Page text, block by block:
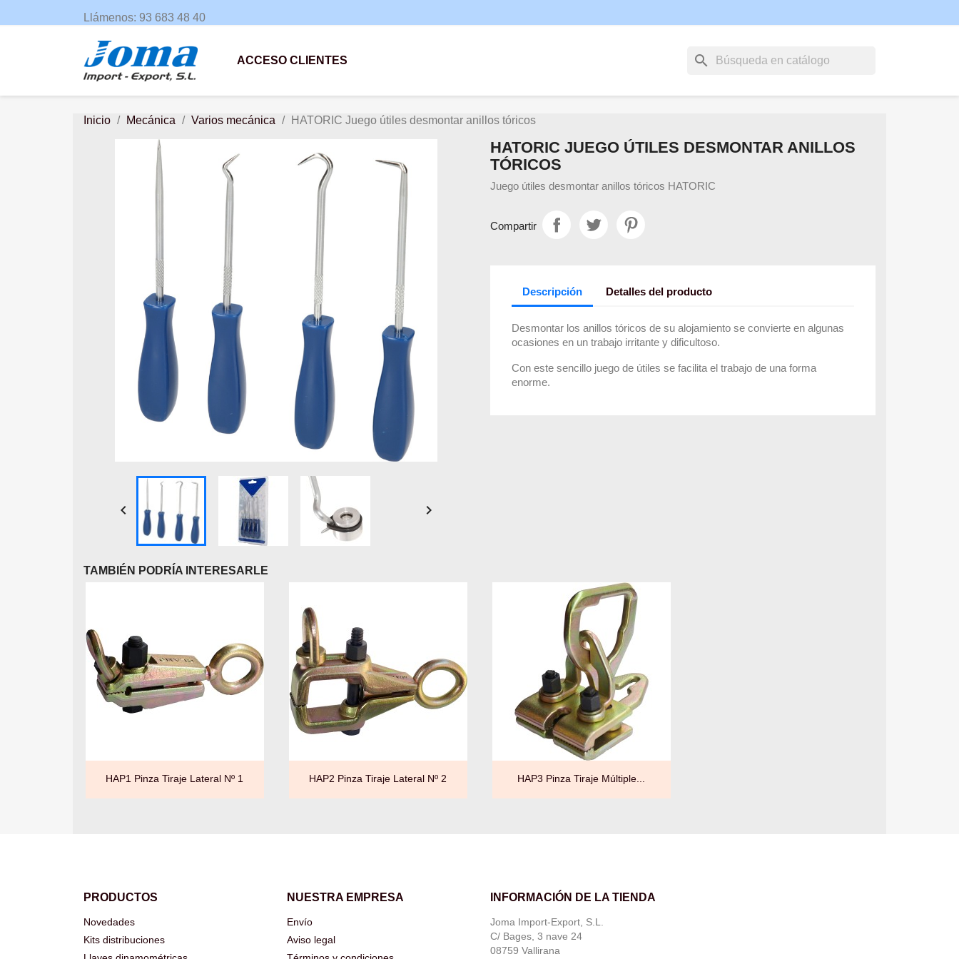
Llámenos: 93 683 48 40
search
ACCESO CLIENTES
Inicio Mecánica Varios mecánica HATORIC Juego útiles desmontar anillos tóricos
 
HATORIC JUEGO ÚTILES DESMONTAR ANILLOS
TÓRICOS
Juego útiles desmontar anillos tóricos HATORIC
Compartir
Descripción Detalles del producto
Desmontar los anillos tóricos de su alojamiento se convierte en algunas
ocasiones en un trabajo irritante y dificultoso.
Con este sencillo juego de útiles se facilita el trabajo de una forma
enorme.
TAMBIÉN PODRÍA INTERESARLE
Vista rápida
HAP1 Pinza Tiraje Lateral Nº 1 Vista rápida
HAP2 Pinza Tiraje Lateral Nº 2 Vista rápida
HAP3 Pinza Tiraje Múltiple...
PRODUCTOS
Novedades
Kits distribuciones
NUESTRA EMPRESA
Envío
Aviso legal
INFORMACIÓN DE LA TIENDA
Joma Import-Export, S.L.
C/ Bages, 3 nave 24
08759 Vallirana